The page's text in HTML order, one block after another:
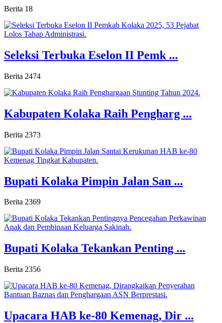
Berita 18
Seleksi Terbuka Eselon II Pemk ...
Berita 2474
Kabupaten Kolaka Raih Pengharg ...
Berita 2373
Bupati Kolaka Pimpin Jalan San ...
Berita 2369
Bupati Kolaka Tekankan Penting ...
Berita 2356
Upacara HAB ke-80 Kemenag, Dir ...